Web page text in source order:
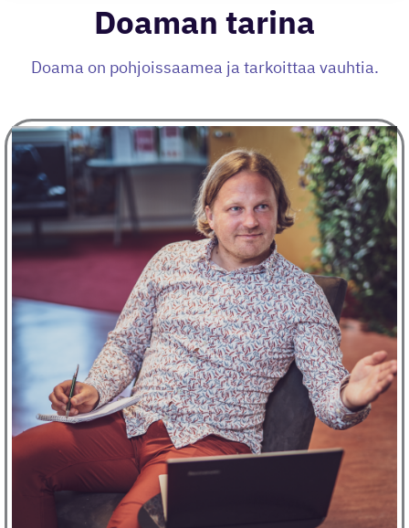
Doaman tarina
Doama on pohjoissaamea ja tarkoittaa vauhtia.